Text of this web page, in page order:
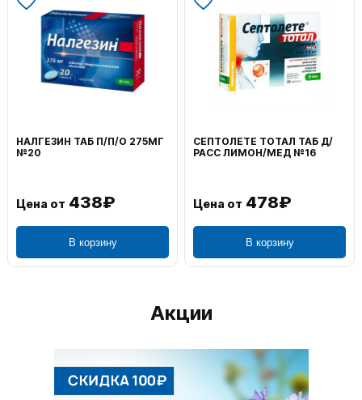
ВОЛЬТАРЕН ЭМУЛЬГЕЛЬ
НАРУЖ 2% 100Г
Цена от 1 106₽
В корзину
ФЕНИСТИЛ ГЕЛЬ НАРУЖ
0,1% 50Г
Цена от 749₽
В корзину
Акции